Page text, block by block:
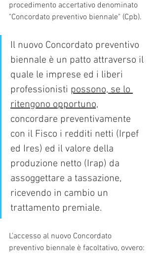
procedimento accertativo denominato
"Concordato preventivo biennale" (Cpb).
Il nuovo Concordato preventivo
biennale è un patto attraverso il
quale le imprese ed i liberi
professionisti possono, se lo
ritengono opportuno,
concordare preventivamente
con il Fisco i redditi netti (Irpef
ed Ires) ed il valore della
produzione netto (Irap) da
assoggettare a tassazione,
ricevendo in cambio un
trattamento premiale.
L’accesso al nuovo Concordato
preventivo biennale è facoltativo, ovvero: